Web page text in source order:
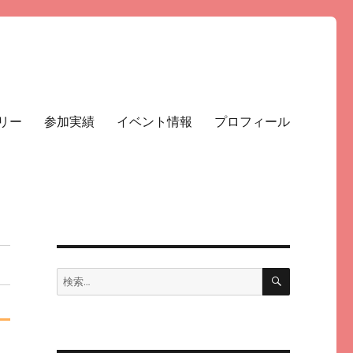
ー 参加実績 イベント情報 プロフィール
検
索:
検